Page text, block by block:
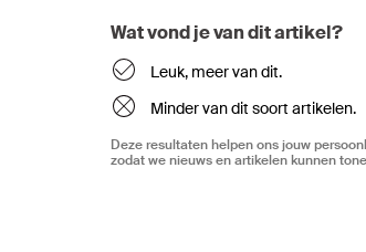
Wat vond je van dit artikel?
Leuk, meer van dit.
Minder van dit soort artikelen.
Deze resultaten helpen ons jouw
zodat we nieuws en artikelen kunnen